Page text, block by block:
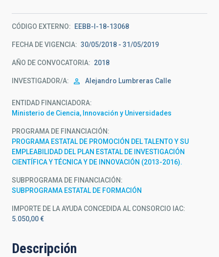
CÓDIGO EXTERNO EEBB-I-18-13068
FECHA DE VIGENCIA 30/05/2018 - 31/05/2019
AÑO DE CONVOCATORIA 2018
INVESTIGADOR/A Alejandro Lumbreras Calle
ENTIDAD FINANCIADORA
Ministerio de Ciencia, Innovación y Universidades
PROGRAMA DE FINANCIACIÓN
PROGRAMA ESTATAL DE PROMOCIÓN DEL TALENTO Y SU
EMPLEABILIDAD DEL PLAN ESTATAL DE INVESTIGACIÓN
CIENTÍFICA Y TÉCNICA Y DE INNOVACIÓN (2013-2016).
SUBPROGRAMA DE FINANCIACIÓN
SUBPROGRAMA ESTATAL DE FORMACIÓN
IMPORTE DE LA AYUDA CONCEDIDA AL CONSORCIO IAC
5.050,00 €
Descripción